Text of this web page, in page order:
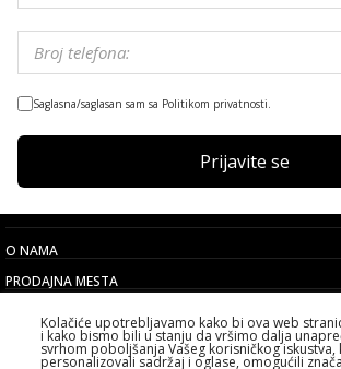
Saglasna/saglasan sam sa Politikom privatnosti.
Prijavite se
O NAMA
PRODAJNA MESTA
KORISNIČKI SERVIS
Kolačiće upotrebljavamo kako bi ova web
i kako bismo bili u stanju da vršimo dalja
svrhom poboljšanja Vašeg korisničkog iskustva,
personalizovali sadržaj i oglase, omogućili